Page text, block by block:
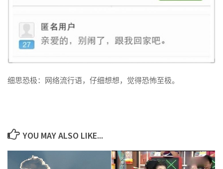
细思恐极：网络流行语，仔细想想，觉得恐怖至极。
YOU MAY ALSO LIKE...